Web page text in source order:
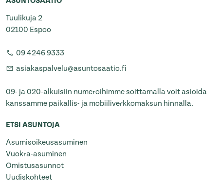
Tuulikuja 2
02100 Espoo
09 4246 9333
asiakaspalvelu@asuntosaatio.fi
09- ja 020-alkuisiin numeroihimme soittamalla voit asioida
kanssamme paikallis- ja mobiiliverkkomaksun hinnalla.
ETSI ASUNTOJA
Asumisoikeusasuminen
Vuokra-asuminen
Omistusasunnot
Uudiskohteet